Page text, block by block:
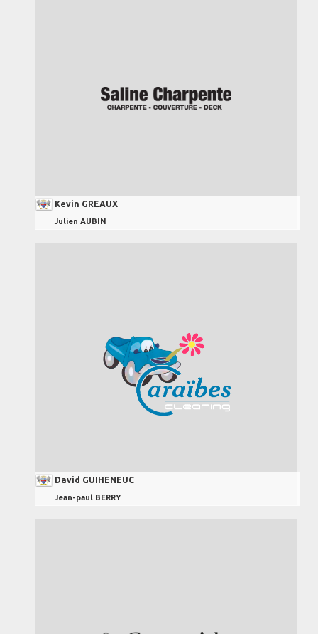
Kevin GREAUX
Julien AUBIN
David GUIHENEUC
Jean-paul BERRY